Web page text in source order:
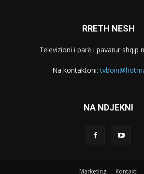
RRETH NESH
Televizioni i parë i pavarur shqip
Na kontaktoni:
NA NDJEKNI
Marketing Kontakti